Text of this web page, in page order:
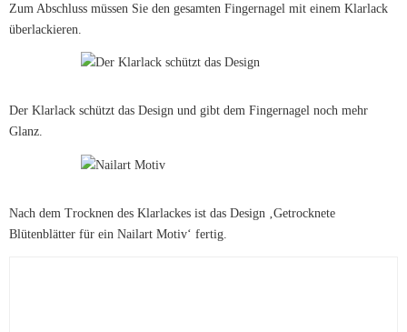
Zum Abschluss müssen Sie den gesamten Fingernagel mit einem Klarlack
überlackieren.
Der Klarlack schützt das Design und gibt dem Fingernagel noch mehr
Glanz.
Nach dem Trocknen des Klarlackes ist das Design ‚Getrocknete
Blütenblätter für ein Nailart Motiv‘ fertig.